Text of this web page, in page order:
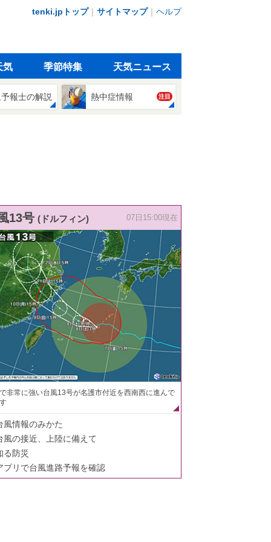
tenki.jpトップ｜ サイトマップ｜ ヘルプ
気 季節特集 天気ニュース
報士の解説 熱中症情報 注目
13号 (ドルフィン) 07日15:00現在
非常に強い台風13号が名護市付近を西南西に進んで
風情報のみかた
風の接近、上陸に備えて
る防災
プリで台風進路予報を確認